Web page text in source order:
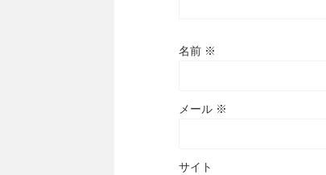
名前 ※
メール ※
サイト